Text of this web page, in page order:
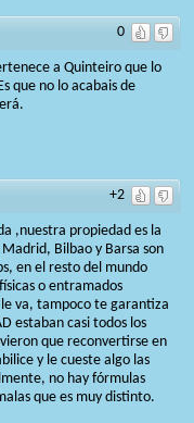
0
a Quinteiro que lo
que no lo acabais de
+2
,nuestra propiedad es la
Bilbao y Barsa son
en el resto del mundo
o entramados
le va, tampoco te garantiza
estaban casi todos los
que reconvertirse en
y le cueste algo las
no hay fórmulas
que es muy distinto.